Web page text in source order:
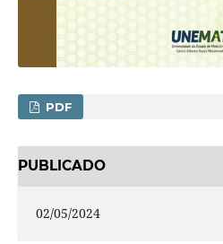
PDF
PUBLICADO
02/05/2024